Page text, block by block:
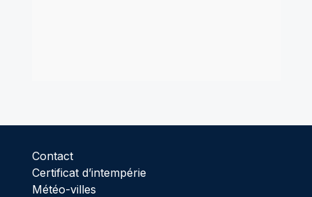
Contact
Certificat d’intempérie
Météo-villes